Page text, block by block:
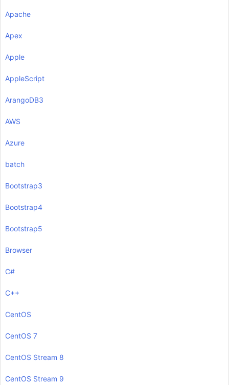
Apache
Apex
Apple
AppleScript
ArangoDB3
AWS
Azure
batch
Bootstrap3
Bootstrap4
Bootstrap5
Browser
C#
C++
CentOS
CentOS 7
CentOS Stream 8
CentOS Stream 9